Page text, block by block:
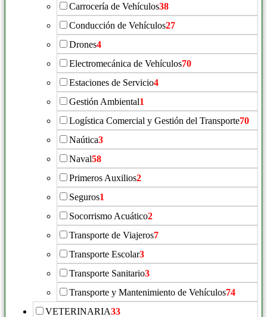
Carrocería de Vehículos38
Conducción de Vehículos27
Drones4
Electromecánica de Vehículos70
Estaciones de Servicio4
Gestión Ambiental1
Logística Comercial y Gestión del Transporte70
Naútica3
Naval58
Primeros Auxilios2
Seguros1
Socorrismo Acuático2
Transporte de Viajeros7
Transporte Escolar3
Transporte Sanitario3
Transporte y Mantenimiento de Vehículos74
VETERINARIA33